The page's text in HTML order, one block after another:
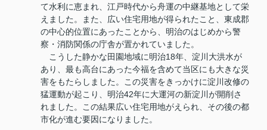
て水利に恵まれ、江戸時代から舟運の中継基地として栄
えました。また、広い住宅用地が得られたこと、東成郡
の中心的位置にあったことから、明治のはじめから警
察・消防関係の庁舎が置かれていました。
こうした静かな田園地域に明治18年、淀川大洪水が
あり、最も高台にあった今福を含めて当区にも大きな災
害をもたらしました。この災害をきっかけに淀川改修の
猛運動が起こり、明治42年に大運河の新淀川が開削さ
れました。この結果広い住宅用地がえられ、その後の都
市化が進む要因になりました。